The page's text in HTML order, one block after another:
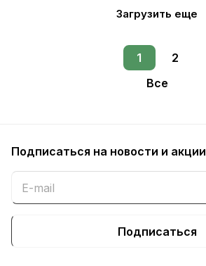
Загрузить еще
1
2
Все
Подписаться на новости и акции
Подписаться